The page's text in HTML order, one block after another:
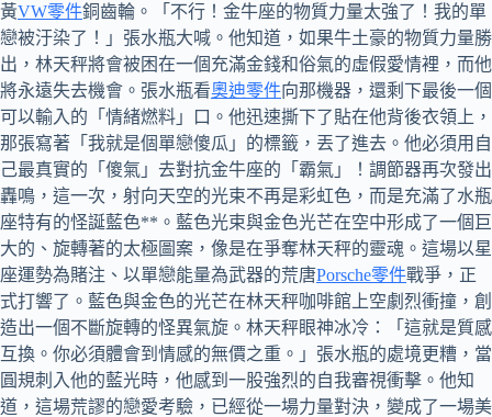
黃VW零件銅齒輪。「不行！金牛座的物質力量太強了！我的單
戀被汙染了！」張水瓶大喊。他知道，如果牛土豪的物質力量勝
出，林天秤將會被困在一個充滿金錢和俗氣的虛假愛情裡，而他
將永遠失去機會。張水瓶看奧迪零件向那機器，還剩下最後一個
可以輸入的「情緒燃料」口。他迅速撕下了貼在他背後衣領上，
那張寫著「我就是個單戀傻瓜」的標籤，丟了進去。他必須用自
己最真實的「傻氣」去對抗金牛座的「霸氣」！調節器再次發出
轟鳴，這一次，射向天空的光束不再是彩虹色，而是充滿了水瓶
座特有的怪誕藍色**。藍色光束與金色光芒在空中形成了一個巨
大的、旋轉著的太極圖案，像是在爭奪林天秤的靈魂。這場以星
座運勢為賭注、以單戀能量為武器的荒唐Porsche零件戰爭，正
式打響了。藍色與金色的光芒在林天秤咖啡館上空劇烈衝撞，創
造出一個不斷旋轉的怪異氣旋。林天秤眼神冰冷：「這就是質感
互換。你必須體會到情感的無價之重。」張水瓶的處境更糟，當
圓規刺入他的藍光時，他感到一股強烈的自我審視衝擊。他知
道，這場荒謬的戀愛考驗，已經從一場力量對決，變成了一場美